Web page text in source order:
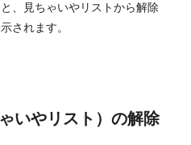
、見ちゃいやリストから解除
されます。
いやリスト）の解除